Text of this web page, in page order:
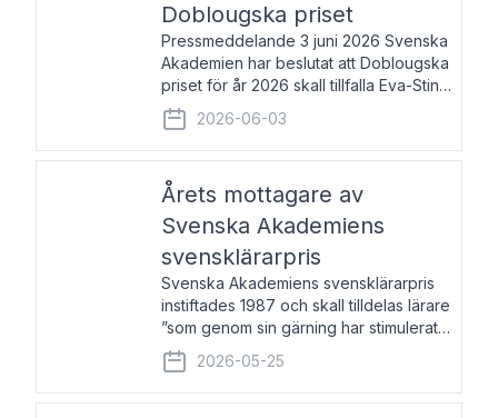
Doblougska priset
Pressmeddelande 3 juni 2026 Svenska
Akademien har beslutat att Doblougska
priset för år 2026 skall tillfalla Eva-Stina
Byggmästar, Magnus Dahlström, Matias
Faldbakken samt Espen Stueland.
Prisbeloppet är 200 000 svenska
2026-06-03
Årets mottagare av
Svenska Akademiens
svensklärarpris
Svenska Akademiens svensklärarpris
instiftades 1987 och skall tilldelas lärare
”som genom sin gärning har stimulerat
intresset hos unga människor för
svenska språket och litteraturen”.
Prisutdelning och samtal med
2026-05-25